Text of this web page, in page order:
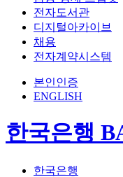
전자도서관
디지털아카이브
채용
전자계약시스템
본인인증
ENGLISH
한국은행
한국은행